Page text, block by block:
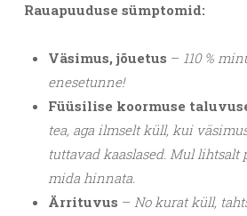
Rauapuuduse sümptomid:
Väsimus, jõuetus – 110 %
enesetunne!
Füüsilise koormuse
tea, aga ilmselt küll, kui
tuttavad kaaslased. Mul lihtsalt
mida hinnata.
Ärrituvus – No kurat küll,